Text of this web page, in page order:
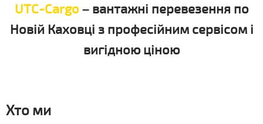
UTC-Cargo– вантажні перевезення по
Новій Каховці з професійним сервісом і
вигідною ціною
Хто ми